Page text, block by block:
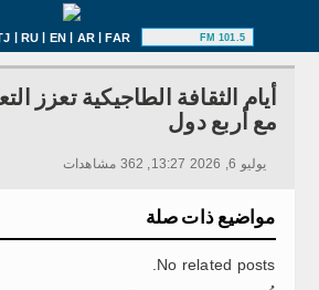
| RU | EN | AR|FAR 101.5 FM
أيام الثقافة الطاجيكية تعزز
مع أربع دول
يوليو 6, 2026 13:27, 362 مشاهدات
مواضيع ذات صلة
No related posts.